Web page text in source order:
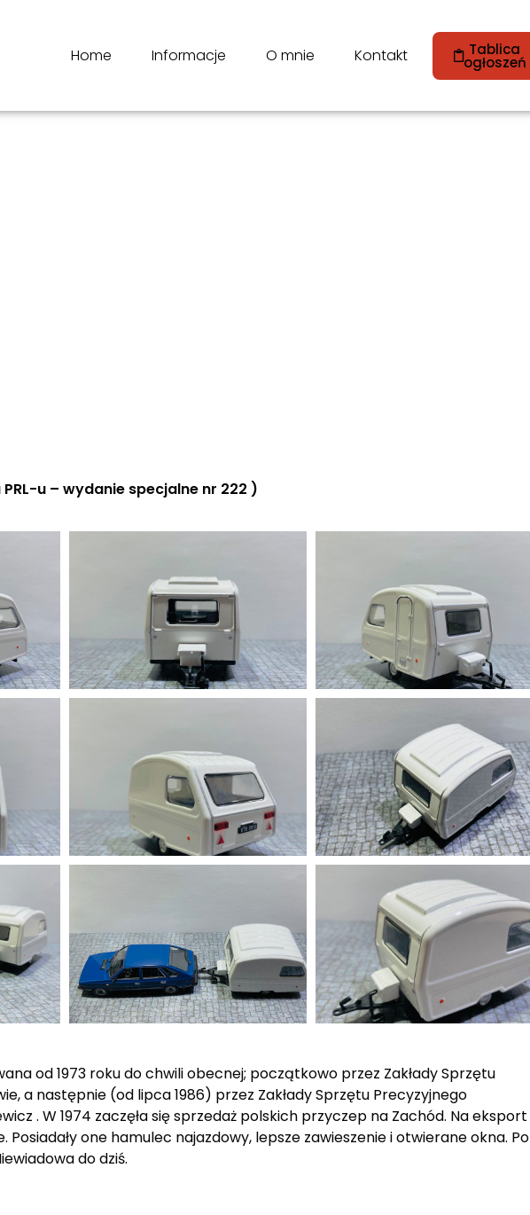
Home Informacje O mnie Kontakt Tablica
ogłoszeń
PRL-u – wydanie specjalne nr 222 )
od 1973 roku do chwili obecnej; początkowo przez Zakłady Sprzętu
a następnie (od lipca 1986) przez Zakłady Sprzętu Precyzyjnego
. W 1974 zaczęła się sprzedaż polskich przyczep na Zachód. Na eksport
one hamulec najazdowy, lepsze zawieszenie i otwierane okna. Po
do dziś.